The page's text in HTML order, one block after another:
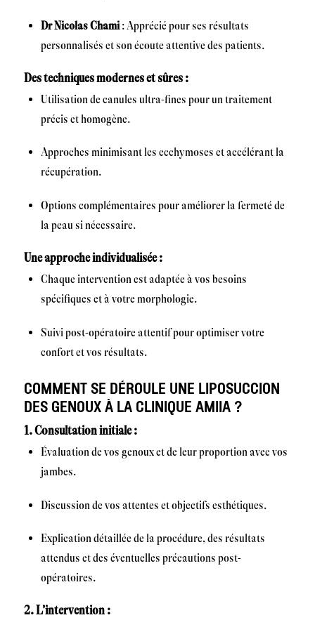
Dr Nicolas Chami: Apprécié pour ses résultats
personnalisés et son écoute attentive des patients.
Des techniques modernes et sûres :
Utilisation de canules ultra-fines pour un traitement
précis et homogène.
Approches minimisant les ecchymoses et accélérant la
récupération.
Options complémentaires pour améliorer la fermeté de
la peau si nécessaire.
Une approche individualisée :
Chaque intervention est adaptée à vos besoins
spécifiques et à votre morphologie.
Suivi post-opératoire attentif pour optimiser votre
confort et vos résultats.
COMMENT SE DÉROULE UNE LIPOSUCCION
DES GENOUX À LA CLINIQUE AMIIA ?
1. Consultation initiale :
Évaluation de vos genoux et de leur proportion avec vos
jambes.
Discussion de vos attentes et objectifs esthétiques.
Explication détaillée de la procédure, des résultats
attendus et des éventuelles précautions post-
opératoires.
2. L’intervention :